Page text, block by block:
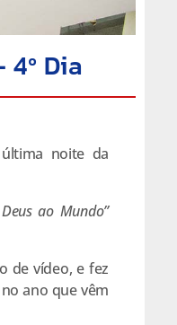
Dia
noite da
ao Mundo”
de vídeo, e fez
ano que vêm